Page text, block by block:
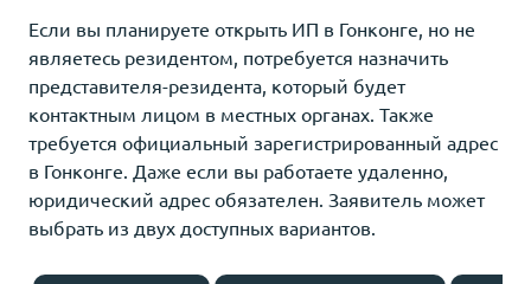
Если вы планируете открыть ИП в Гонконге, но не
являетесь резидентом, потребуется назначить
представителя-резидента, который будет
контактным лицом в местных органах. Также
требуется официальный зарегистрированный адрес
в Гонконге. Даже если вы работаете удаленно,
юридический адрес обязателен. Заявитель может
выбрать из двух доступных вариантов.